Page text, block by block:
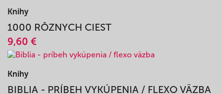
Tipy z E-SHOPU
Knihy
1000 RÔZNYCH CIEST
9,60 €